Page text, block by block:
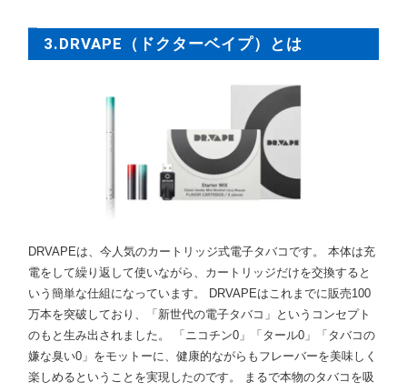
3.DRVAPE（ドクターベイプ）とは
DRVAPEは、今人気のカートリッジ式電子タバコです。 本体は充
電をして繰り返して使いながら、カートリッジだけを交換すると
いう簡単な仕組になっています。 DRVAPEはこれまでに販売100
万本を突破しており、「新世代の電子タバコ」というコンセプト
のもと生み出されました。 「ニコチン0」「タール0」「タバコの
嫌な臭い0」をモットーに、健康的ながらもフレーバーを美味しく
楽しめるということを実現したのです。 まるで本物のタバコを吸